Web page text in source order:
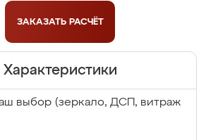
ЗАКАЗАТЬ РАСЧЁТ
Характеристики
выбор (зеркало, ДСП, витраж